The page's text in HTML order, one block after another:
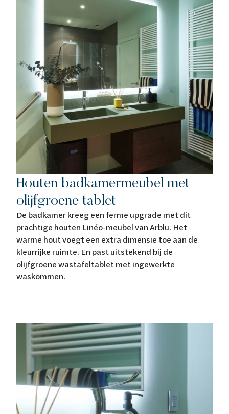
Houten badkamermeubel met
olijfgroene tablet
De badkamer kreeg een ferme upgrade met dit
prachtige houten Linéo-meubelvan Arblu. Het
warme hout voegt een extra dimensie toe aan de
kleurrijke ruimte. En past uitstekend bij de
olijfgroene wastafeltablet met ingewerkte
waskommen.